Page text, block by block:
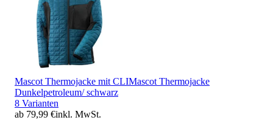
Mascot Thermojacke mit CLIMascot Thermojacke
Dunkelpetroleum/ schwarz
8 Varianten
ab 79,99 €inkl. MwSt.